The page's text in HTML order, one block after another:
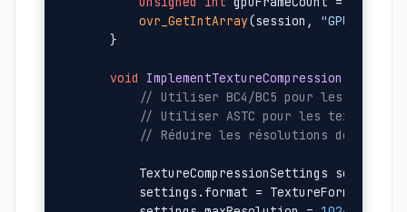
ovr_GetIntArray(session,
    }
void ImplementTextureCompression
// Utiliser BC4/BC5 pour les normales
// Utiliser ASTC pour les textures
// Réduire les résolutions de texture
TextureCompressionSettings settings
        settings.format = TextureFormat::BC4;